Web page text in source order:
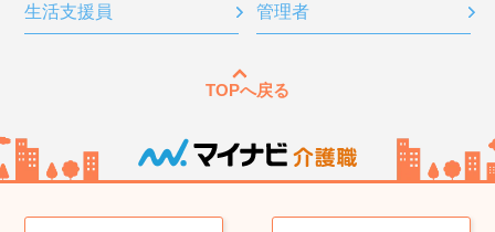
生活支援員 管理者
TOPへ戻る